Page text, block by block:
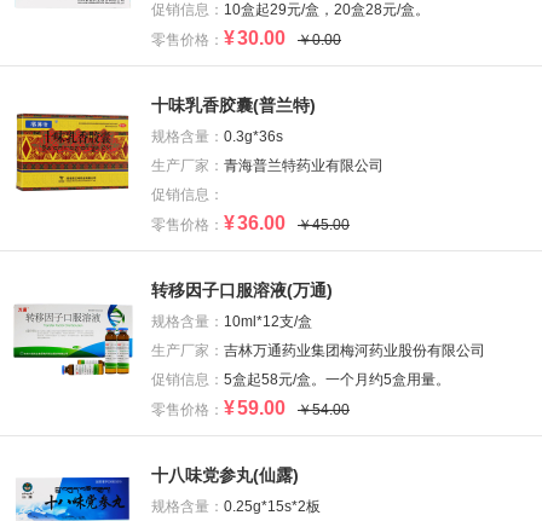
促销信息： 10盒起29元/盒，20盒28元/盒。
零售价格： ¥30.00 ￥0.00
十味乳香胶囊(普兰特)
规格含量： 0.3g*36s
生产厂家： 青海普兰特药业有限公司
促销信息：
零售价格： ¥36.00 ￥45.00
转移因子口服溶液(万通)
规格含量： 10ml*12支/盒
生产厂家： 吉林万通药业集团梅河药业股份有限公司
促销信息： 5盒起58元/盒。一个月约5盒用量。
零售价格： ¥59.00 ￥54.00
十八味党参丸(仙露)
规格含量： 0.25g*15s*2板